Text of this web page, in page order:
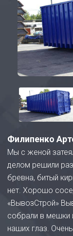
Филипенко
Мы с женой
делом решили
бревна, битый
нет. Хорошо
«ВывозСтрой»
собрали в мешки
наших глаз.